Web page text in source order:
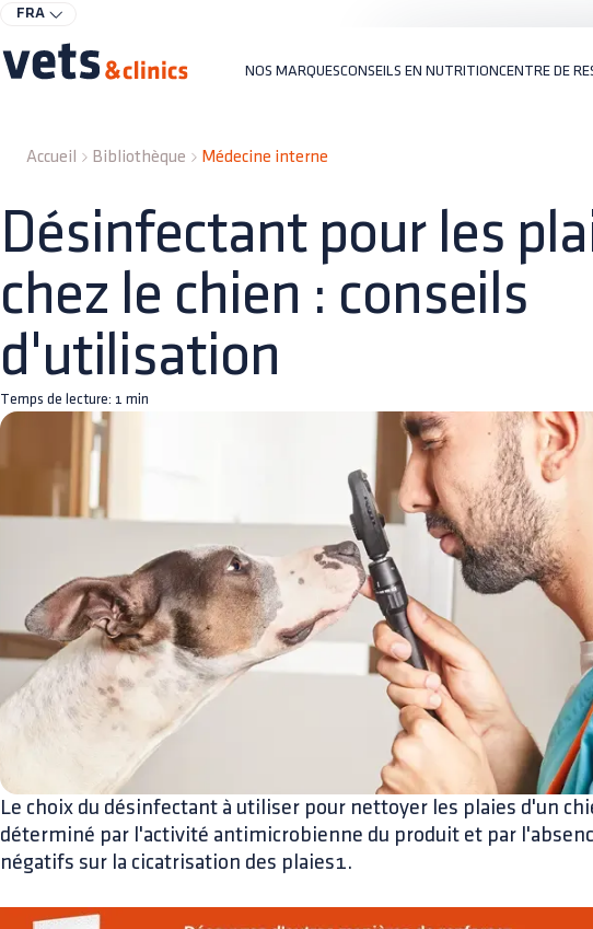
FRA
NOS MARQUESCONSEILS EN NUTRITIONCENTRE DE
Accueil Bibliothèque Médecine interne
Désinfectant pour les
chez le chien : conseils
d'utilisation
Temps de lecture: 1 min
Le choix du désinfectant à utiliser pour nettoyer les plaies d'un
déterminé par l'activité antimicrobienne du produit et par
négatifs sur la cicatrisation des plaies1.